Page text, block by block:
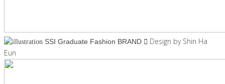
SSI Graduate Fashion BRAND
Design by Shin Ha
Eun